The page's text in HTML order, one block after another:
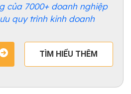
của 7000+ doanh nghiệp
quy trình kinh doanh
TÌM HIỂU THÊM